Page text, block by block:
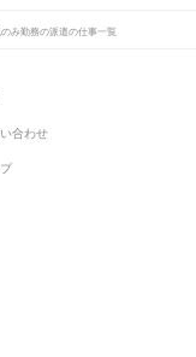
み勤務の派遣の仕事一覧
合わせ